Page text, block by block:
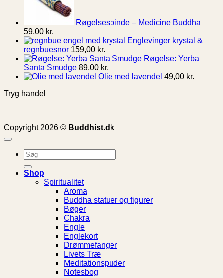
Røgelsespinde – Medicine Buddha
59,00 kr.
Englevinger krystal &
regnbuesnor 159,00 kr.
Røgelse: Yerba
Santa Smudge 89,00 kr.
Olie med lavendel 49,00 kr.
Tryg handel
Copyright 2026 © Buddhist.dk
Søg
efter:
Shop
Spiritualitet
Aroma
Buddha statuer og figurer
Bøger
Chakra
Engle
Englekort
Drømmefanger
Livets Træ
Meditationspuder
Notesbog